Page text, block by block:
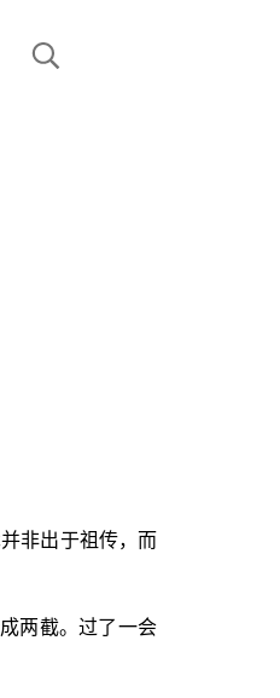
非出于祖传，而
两截。过了一会